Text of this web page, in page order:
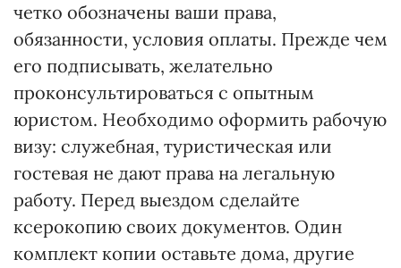
четко обозначены ваши права,
обязанности, условия оплаты. Прежде чем
его подписывать, желательно
проконсультироваться с опытным
юристом. Необходимо оформить рабочую
визу: служебная, туристическая или
гостевая не дают права на легальную
работу. Перед выездом сделайте
ксерокопию своих документов. Один
комплект копии оставьте дома, другие